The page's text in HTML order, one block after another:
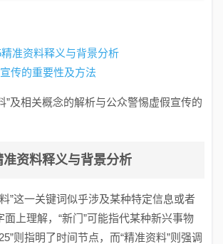
准资料释义与背景分析
传的重要性及方法
”及相关概念的解析与公众警惕虚假宣传的
资料释义与背景分析
”这一关键词似乎涉及某种特定信息或者
上理解，“新门”可能指代某种新兴事物
则指明了时间节点，而“精准资料”则强调